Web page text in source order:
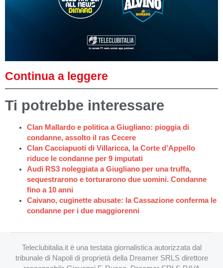
Continua a leggere
Ti potrebbe interessare
Clan Mallardo e politica a Giugliano: pioggia di
condanne, assolto il ras Cecere
Clan Cacciapuoti di Villaricca, la Corte d’Appello
riduce le condanne per 9 imputati
Audi RS3 noleggiata a Giugliano per una truffa,
sequestrarono e torturarono due uomini. Condanne
fino a 10 anni
Caivano, cuginette abusate: la Cassazione conferma le
condanne per i due maggiorenni
Teleclubitalia.it è una testata giornalistica autorizzata dal
tribunale di Napoli di proprietà della Dreamer SRLS direttore